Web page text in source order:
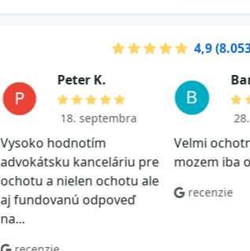
4,9
P e t e r K.
18. septembra
Vysoko hodnotím
advokátsku kanceláriu pre
ochotu a nielen ochotu ale
aj fundovanú odpoveď
na...
B a
Velmi
mozem iba
recenzie